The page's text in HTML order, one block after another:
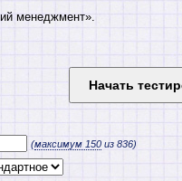
менеджмент».
(максимум 150 из 836)